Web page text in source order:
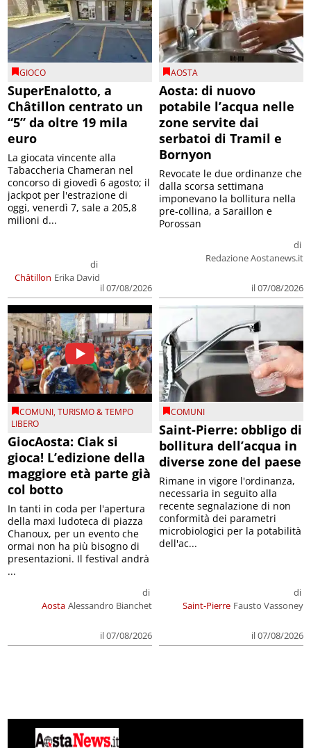
GIOCO
SuperEnalotto, a
Châtillon centrato un
“5” da oltre 19 mila
euro
Châtillon
di
Erika David
il 07/08/2026
La giocata vincente alla
Tabaccheria Chameran nel
concorso di giovedì 6 agosto; il
jackpot per l'estrazione di
oggi, venerdì 7, sale a 205,8
milioni d...
AOSTA
Aosta: di nuovo
potabile l’acqua nelle
zone servite dai
serbatoi di Tramil e
Bornyon
di
Redazione Aostanews.it
il 07/08/2026
Revocate le due ordinanze che
dalla scorsa settimana
imponevano la bollitura nella
pre-collina, a Saraillon e
Porossan
COMUNI,TURISMO & TEMPO
LIBERO
GiocAosta: Ciak si
gioca! L’edizione della
maggiore età parte già
col botto
Aosta
di
Alessandro Bianchet
il 07/08/2026
In tanti in coda per l'apertura
della maxi ludoteca di piazza
Chanoux, per un evento che
ormai non ha più bisogno di
presentazioni. Il festival andrà
...
COMUNI
Saint-Pierre: obbligo di
bollitura dell’acqua in
diverse zone del paese
Saint-Pierre
di
Fausto Vassoney
il 07/08/2026
Rimane in vigore l'ordinanza,
necessaria in seguito alla
recente segnalazione di non
conformità dei parametri
microbiologici per la potabilità
dell'ac...